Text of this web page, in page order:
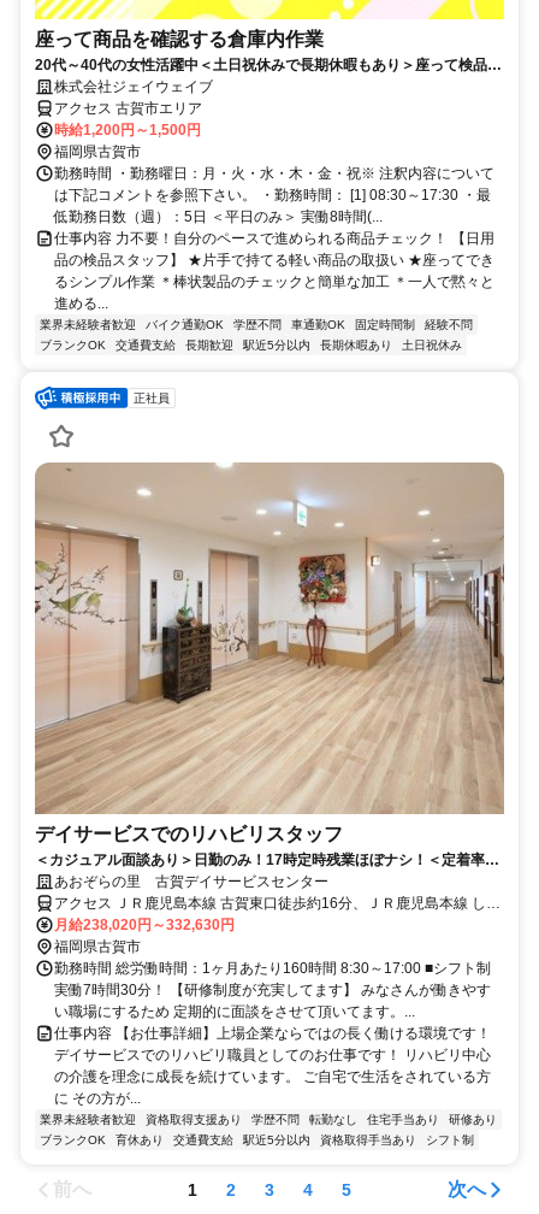
座って商品を確認する倉庫内作業
20代～40代の女性活躍中＜土日祝休みで長期休暇もあり＞座って検品★
力仕事なし！未経験スタートも応援
株式会社ジェイウェイブ
アクセス 古賀市エリア
時給1,200円～1,500円
福岡県古賀市
勤務時間 ・勤務曜日：月・火・水・木・金・祝※ 注釈内容について
は下記コメントを参照下さい。 ・勤務時間： [1] 08:30～17:30 ・最
低勤務日数（週）：5日 ＜平日のみ＞ 実働8時間(...
仕事内容 力不要！自分のペースで進められる商品チェック！ 【日用
品の検品スタッフ】 ★片手で持てる軽い商品の取扱い ★座ってでき
るシンプル作業 ＊棒状製品のチェックと簡単な加工 ＊一人で黙々と
進める...
業界未経験者歓迎 バイク通勤OK 学歴不問 車通勤OK 固定時間制
経験不問
ブランクOK
交通費支給 長期歓迎 駅近5分以内 長期休暇あり 土日祝休み
正社員
デイサービスでのリハビリスタッフ
＜カジュアル面談あり＞日勤のみ！17時定時残業ほぼナシ！＜定着率9
割！＞経験不問/男女活躍中！
あおぞらの里 古賀デイサービスセンター
アクセス ＪＲ鹿児島本線 古賀東口徒歩約16分、ＪＲ鹿児島本線 しし
ぶ東口徒歩約28分、ＪＲ鹿児島本線 千鳥西口徒歩約34分 ｢古賀駅｣よ
り車で6分＊車・バイク通勤可/駐車場有
月給238,020円～332,630円
福岡県古賀市
勤務時間 総労働時間：1ヶ月あたり160時間 8:30～17:00 ■シフト制
実働7時間30分！ 【研修制度が充実してます】 みなさんが働きやす
い職場にするため 定期的に面談をさせて頂いてます。...
仕事内容 【お仕事詳細】上場企業ならではの長く働ける環境です！
デイサービスでのリハビリ職員としてのお仕事です！ リハビリ中心
の介護を理念に成長を続けています。 ご自宅で生活をされている方
に その方が...
業界未経験者歓迎 資格取得支援あり 学歴不問 転勤なし 住宅手当あり
研修あり
ブランクOK
育休あり 交通費支給 駅近5分以内 資格取得手当あり シフト制
前へ 1 2 3 4 5 次へ